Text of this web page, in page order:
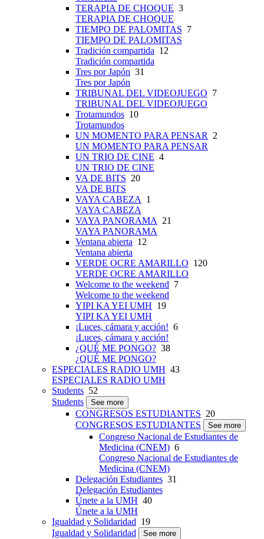
TERAPIA DE CHOQUE 3
TERAPIA DE CHOQUE
TIEMPO DE PALOMITAS 7
TIEMPO DE PALOMITAS
Tradición compartida 12
Tradición compartida
Tres por Japón 31
Tres por Japón
TRIBUNAL DEL VIDEOJUEGO 7
TRIBUNAL DEL VIDEOJUEGO
Trotamundos 10
Trotamundos
UN MOMENTO PARA PENSAR 2
UN MOMENTO PARA PENSAR
UN TRIO DE CINE 4
UN TRIO DE CINE
VA DE BITS 20
VA DE BITS
VAYA CABEZA 1
VAYA CABEZA
VAYA PANORAMA 21
VAYA PANORAMA
Ventana abierta 12
Ventana abierta
VERDE OCRE AMARILLO 120
VERDE OCRE AMARILLO
Welcome to the weekend 7
Welcome to the weekend
YIPI KA YEI UMH 19
YIPI KA YEI UMH
¡Luces, cámara y acción! 6
¡Luces, cámara y acción!
¿QUÉ ME PONGO? 38
¿QUÉ ME PONGO?
ESPECIALES RADIO UMH 43
ESPECIALES RADIO UMH
Students 52
Students
See more
CONGRESOS ESTUDIANTES 20
CONGRESOS ESTUDIANTES
See more
Congreso Nacional de Estudiantes de
Medicina (CNEM) 6
Congreso Nacional de Estudiantes de
Medicina (CNEM)
Delegación Estudiantes 31
Delegación Estudiantes
Únete a la UMH 40
Únete a la UMH
Igualdad y Solidaridad 19
Igualdad y Solidaridad
See more